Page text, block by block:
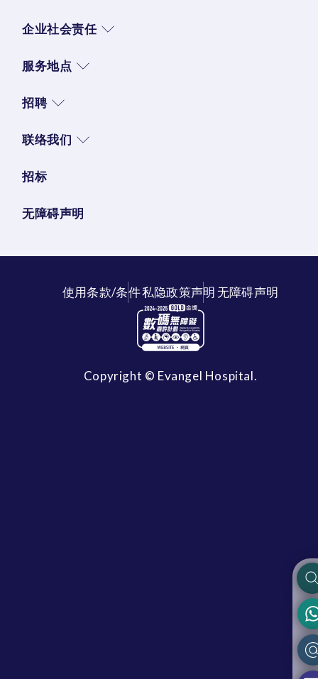
企业社会责任
服务地点
招聘
联络我们
招标
无障碍声明
使用条款/条件私隐政策声明无障碍声明
Copyright © Evangel Hospital.